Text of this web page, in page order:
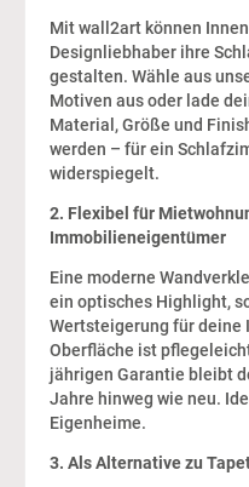
Mit wall2art können
Designliebhaber ihre
gestalten. Wähle aus
Motiven aus oder lade
Material, Größe und
werden – für ein
widerspiegelt.
2. Flexibel für
Immobilieneigentümer
Eine moderne
ein optisches Highlight,
Wertsteigerung für deine
Oberfläche ist
jährigen Garantie bleibt
Jahre hinweg wie neu.
Eigenheime.
3. Als Alternative zu